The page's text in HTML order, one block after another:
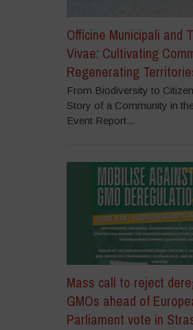
Officine Municipali and
Vivae: Cultivating
Regenerating
From Biodiversity to
Story of a Community in
Event Report...
Mass call to reject
GMOs ahead of
Parliament vote in